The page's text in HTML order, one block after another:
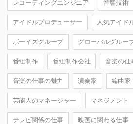
レコーディングエンジニア 音響技術
アイドルプロデューサー 人気アイド
ボーイズグループ グローバルグルー
番組制作 番組制作会社 音楽の仕
音楽の仕事の魅力 演奏家 編曲家
芸能人のマネージャー マネジメント
テレビ関係の仕事 映画に関わる仕事